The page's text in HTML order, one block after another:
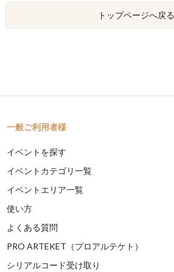
トップページへ戻る
一般ご利用者様
イベントを探す
イベントカテゴリ一覧
イベントエリア一覧
使い方
よくある質問
PRO ARTEKET（プロアルテケト）
シリアルコード受け取り